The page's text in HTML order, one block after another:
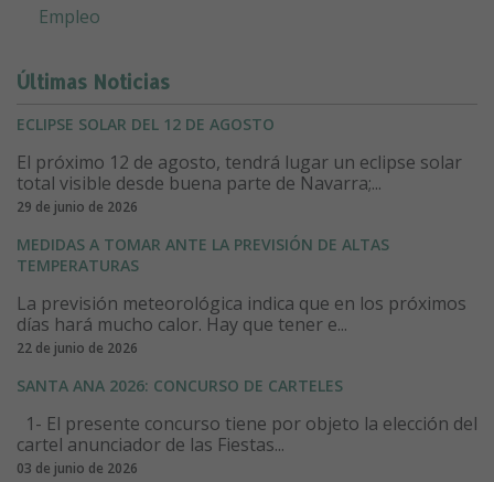
Empleo
Últimas Noticias
ECLIPSE SOLAR DEL 12 DE AGOSTO
El próximo 12 de agosto, tendrá lugar un eclipse solar
total visible desde buena parte de Navarra;...
29 de junio de 2026
MEDIDAS A TOMAR ANTE LA PREVISIÓN DE ALTAS
TEMPERATURAS
La previsión meteorológica indica que en los próximos
días hará mucho calor. Hay que tener e...
22 de junio de 2026
SANTA ANA 2026: CONCURSO DE CARTELES
1- El presente concurso tiene por objeto la elección del
cartel anunciador de las Fiestas...
03 de junio de 2026